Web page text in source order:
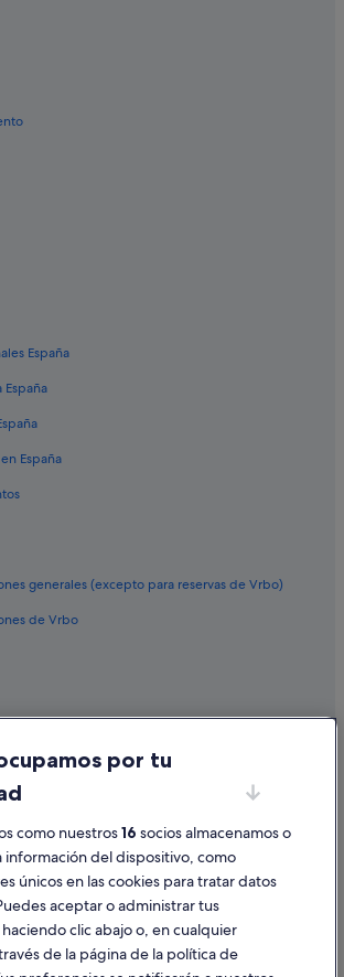
Club de tenis Tennis Academy Mallorca
de vacaciones en Es Capdellà
Capdellà
en Calvià
Calvià
en Calvià
en Calvià
en Calvià
España
España
España
generales (excepto para reservas de Vrbo)
de Vrbo
y cómo denunciar contenido
por tu
como nuestros16 socios almacenamos o
información del dispositivo, como
únicos en las cookies para tratar datos
aceptar o administrar tus
clic abajo o, en cualquier
de la página de la política de